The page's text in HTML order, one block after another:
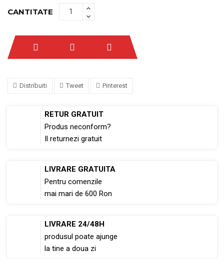
CANTITATE
Distribuiti Tweet Pinterest
RETUR GRATUIT
Produs neconform?
Il returnezi gratuit
LIVRARE GRATUITA
Pentru comenzile
mai mari de 600 Ron
LIVRARE 24/48H
produsul poate ajunge
la tine a doua zi